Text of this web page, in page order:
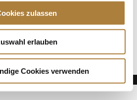
zulassen
erlauben
Cookies verwenden
HGW: Warendorf erinnert an
für Carolina Miesner